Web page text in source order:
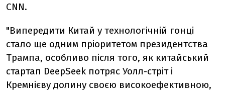
CNN.
"Випередити Китай у технологічній гонці
стало ще одним пріоритетом президентства
Трампа, особливо після того, як китайський
стартап DeepSeek потряс Уолл-стріт і
Кремнієву долину своєю високоефективною,